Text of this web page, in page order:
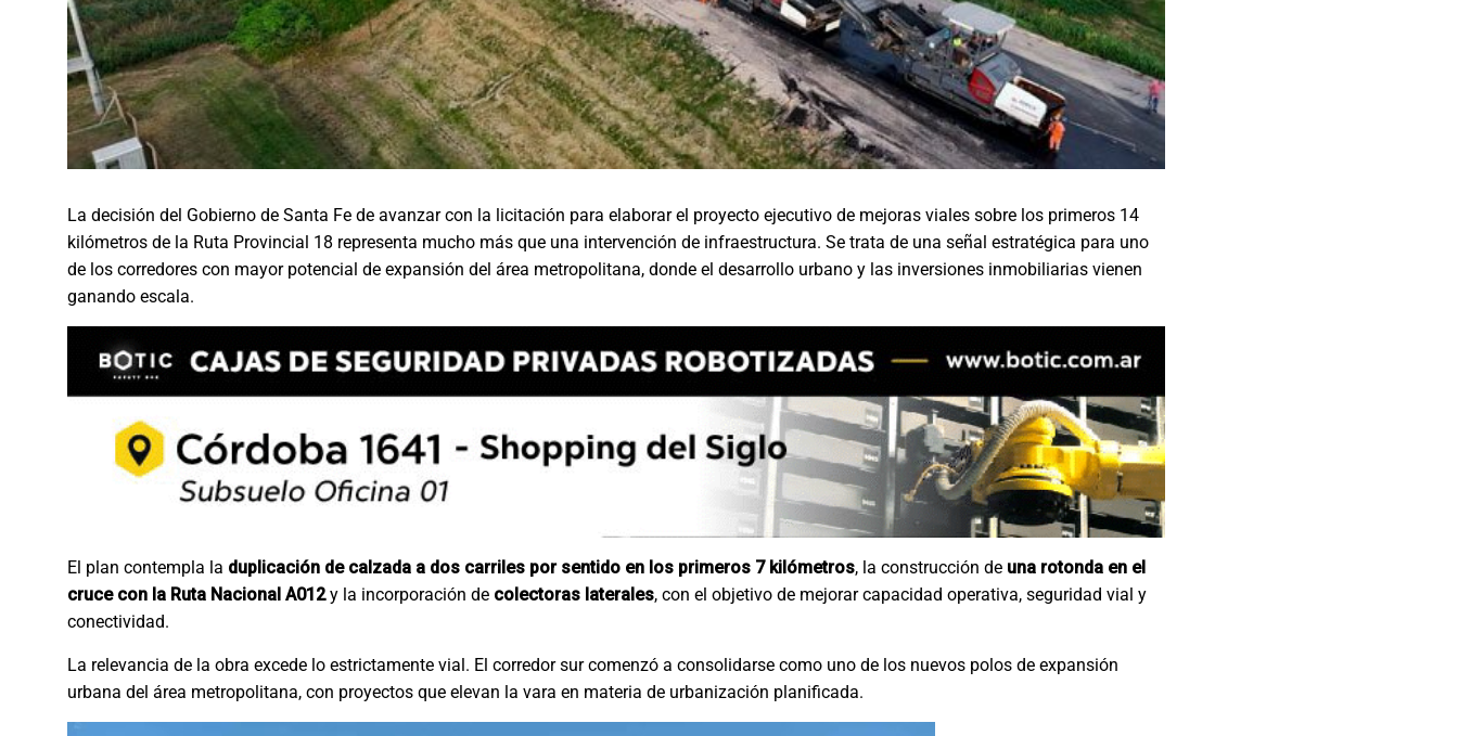
La decisión del Gobierno de Santa Fe de avanzar con la licitación para elaborar el proyecto ejecutivo de mejoras viales sobre los primeros 14
kilómetros de la Ruta Provincial 18 representa mucho más que una intervención de infraestructura. Se trata de una señal estratégica para uno
de los corredores con mayor potencial de expansión del área metropolitana, donde el desarrollo urbano y las inversiones inmobiliarias vienen
ganando escala.
El plan contempla la duplicación de calzada a dos carriles por sentido en los primeros 7 kilómetros, la construcción de una rotonda en el
cruce con la Ruta Nacional A012y la incorporación de colectoras laterales, con el objetivo de mejorar capacidad operativa, seguridad vial y
conectividad.
La relevancia de la obra excede lo estrictamente vial. El corredor sur comenzó a consolidarse como uno de los nuevos polos de expansión
urbana del área metropolitana, con proyectos que elevan la vara en materia de urbanización planificada.